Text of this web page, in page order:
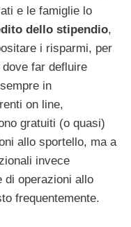
e le famiglie lo
dello stipendio,
i risparmi, per
far defluire
in
on line,
gratuiti (o quasi)
allo sportello, ma a
invece
di operazioni allo
frequentemente.